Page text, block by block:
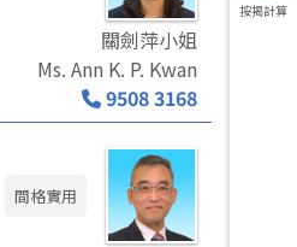
關劍萍小姐
Ms. Ann K. P. Kwan
9508 3168
間格實用
按揭計算